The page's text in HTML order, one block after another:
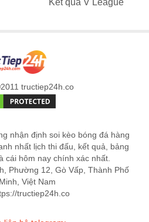
Kết quả V League
tructiep24h.co
nhận định soi kèo bóng đá hàng
nhất lịch thi đấu, kết quả, bảng
cái hôm nay chính xác nhất.
Phường 12, Gò Vấp, Thành Phố
Việt Nam
tructiep24h.co